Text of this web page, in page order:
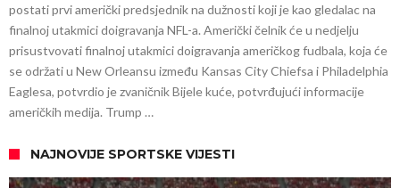
postati prvi američki predsjednik na dužnosti koji je kao gledalac na
finalnoj utakmici doigravanja NFL-a. Američki čelnik će u nedjelju
prisustvovati finalnoj utakmici doigravanja američkog fudbala, koja će
se održati u New Orleansu između Kansas City Chiefsa i Philadelphia
Eaglesa, potvrdio je zvaničnik Bijele kuće, potvrđujući informacije
američkih medija. Trump …
NAJNOVIJE SPORTSKE VIJESTI